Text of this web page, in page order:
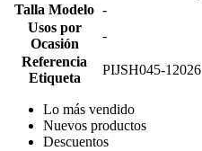
Talla Modelo -
Usos por
Ocasión
-
Referencia
Etiqueta
PIJSH045-12026
Lo más vendido
Nuevos productos
Descuentos